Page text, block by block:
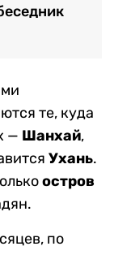
те, куда
— Шанхай,
Ухань.
остров
по